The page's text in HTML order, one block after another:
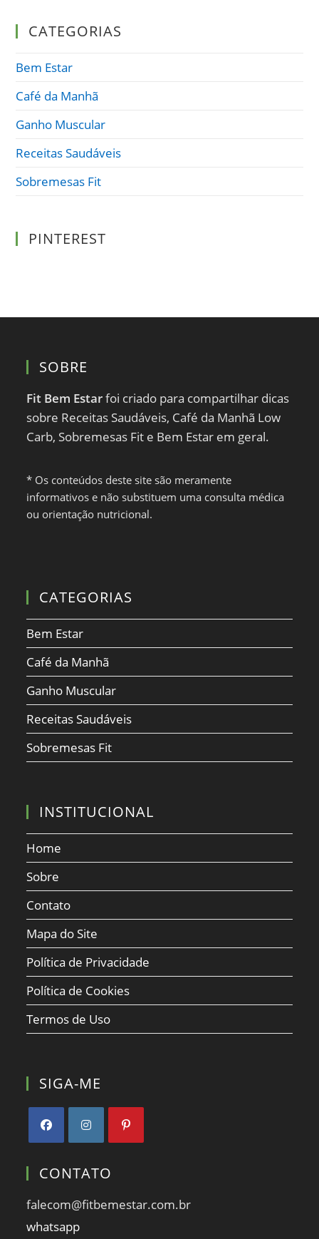
CATEGORIAS
Bem Estar
Café da Manhã
Ganho Muscular
Receitas Saudáveis
Sobremesas Fit
PINTEREST
SOBRE
Fit Bem Estarfoi criado para compartilhar dicas
sobre Receitas Saudáveis, Café da Manhã Low
Carb, Sobremesas Fit e Bem Estar em geral.
* Os conteúdos deste site são meramente
informativos e não substituem uma consulta médica
ou orientação nutricional.
CATEGORIAS
Bem Estar
Café da Manhã
Ganho Muscular
Receitas Saudáveis
Sobremesas Fit
INSTITUCIONAL
Home
Sobre
Contato
Mapa do Site
Política de Privacidade
Política de Cookies
Termos de Uso
SIGA-ME
em
uma
aba
uma
aba
uma
aba
CONTATO
falecom@fitbemestar.com.br
whatsapp